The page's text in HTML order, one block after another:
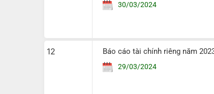
30/03/2024
12 Báo cáo tài chính riêng năm
29/03/2024